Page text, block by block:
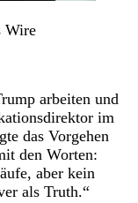
Wire
arbeiten und
im
das Vorgehen
den Worten:
aber kein
als Truth.“